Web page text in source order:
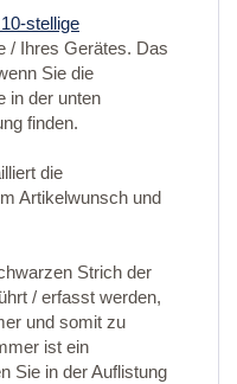
stellige
/ Ihres Gerätes. Das
Sie die
in der unten
finden.
die
Artikelwunsch und
Strich der
/ erfasst werden,
und somit zu
ist ein
Sie in der Auflistung